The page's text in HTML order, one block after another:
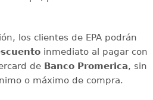
los clientes de EPA podrán
inmediato al pagar con
de Banco Promerica, sin
o máximo de compra.